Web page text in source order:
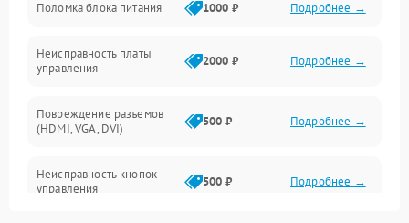
Механические повреждения
Поломка блока питания 1000 ₽ Подробнее →
Неисправность платы
управления
2000 ₽ Подробнее →
Повреждение разъемов
(HDMI, VGA, DVI)
500 ₽ Подробнее →
Неисправность кнопок
управления
500 ₽ Подробнее →